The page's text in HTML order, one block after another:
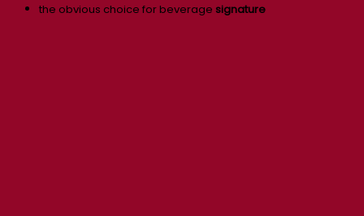
the obvious choice for beverage signature